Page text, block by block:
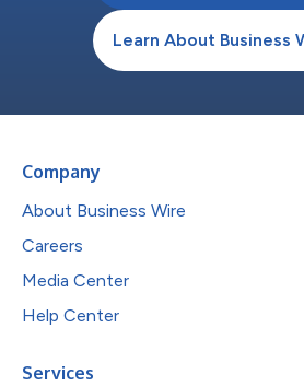
Learn About Business
Company
About Business Wire
Careers
Media Center
Help Center
Services